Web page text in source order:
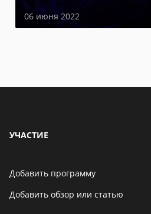
06 июня 2022
УЧАСТИЕ
Добавить программу
Добавить обзор или статью